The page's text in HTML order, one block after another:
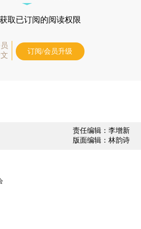
取已订阅的阅读权限
订阅/会员升级
责任编辑：李增新
版面编辑：林韵诗